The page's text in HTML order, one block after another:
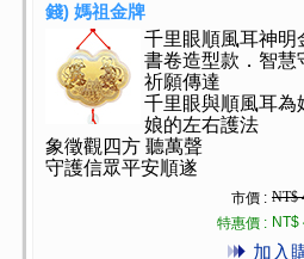
錢) 媽祖金牌
千里眼順風耳神明
書卷造型款．智慧
祈願傳達
千里眼與順風耳為
娘的左右護法
象徵觀四方 聽萬聲
守護信眾平安順遂
市價 : NT$
特惠價 : NT$
加入